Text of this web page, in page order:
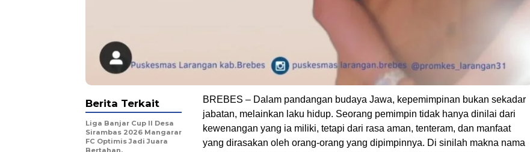
BREBES – Dalam pandangan budaya Jawa, kepemimpinan bukan sekadar
jabatan, melainkan laku hidup. Seorang pemimpin tidak hanya dinilai dari
kewenangan yang ia miliki, tetapi dari rasa aman, tenteram, dan manfaat
yang dirasakan oleh orang-orang yang dipimpinnya. Di sinilah makna nama
Berita Terkait
Liga Banjar Cup II Desa
Sirambas 2026 Mangarar
FC Optimis Jadi Juara
Bertahan.